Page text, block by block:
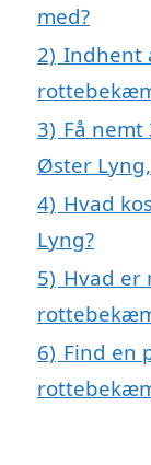
med?
2) Indhent
3) Få
Øster
4) Hvad
Lyng?
5) Hvad er
6) Find en